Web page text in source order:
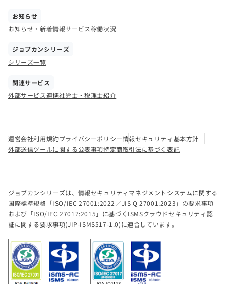
お知らせ
お知らせ・新着情報サービス稼働状況
ジョブカンシリーズ
シリーズ一覧
関連サービス
外部サービス連携社労士・税理士紹介
運営会社利用規約プライバシーポリシー情報セキュリティ基本方針
外部送信ツールに関する公表事項特定商取引法に基づく表記
ジョブカンシリーズは、情報セキュリティマネジメントシステムに関する
国際標準規格「ISO/IEC 27001:2022／JIS Q 27001:2023」の要求事項
および「ISO/IEC 27017:2015」に基づくISMSクラウドセキュリティ認
証に関する要求事項(JIP-ISMS517-1.0)に適合しています。